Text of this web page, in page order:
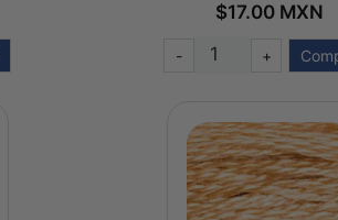
$17.00 MXN
- +